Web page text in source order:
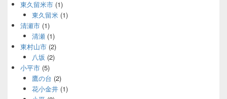
東久留米市 (1)
東久留米(1)
清瀬市 (1)
清瀬(1)
東村山市 (2)
八坂 (2)
小平市 (5)
鷹の台 (2)
花小金井(1)